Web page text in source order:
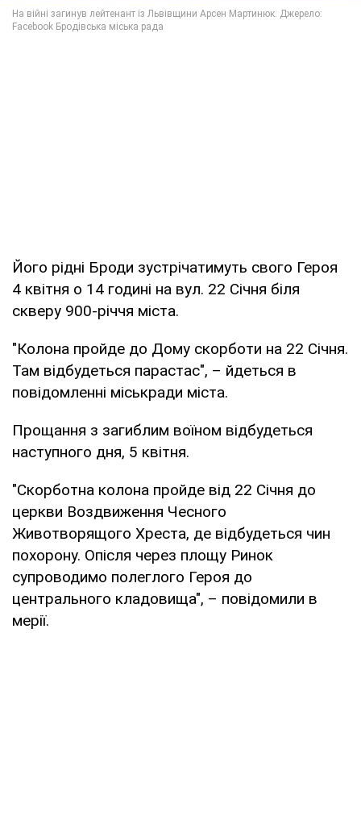
Його рідні Броди зустрічатимуть свого Героя
4 квітня о 14 годині на вул. 22 Січня біля
скверу 900-річчя міста.
"Колона пройде до Дому скорботи на 22 Січня.
Там відбудеться парастас", – йдеться в
повідомленні міськради міста.
Прощання з загиблим воїном відбудеться
наступного дня, 5 квітня.
"Скорботна колона пройде від 22 Січня до
церкви Воздвиження Чесного
Животворящого Хреста, де відбудеться чин
похорону. Опісля через площу Ринок
супроводимо полеглого Героя до
центрального кладовища", – повідомили в
мерії.